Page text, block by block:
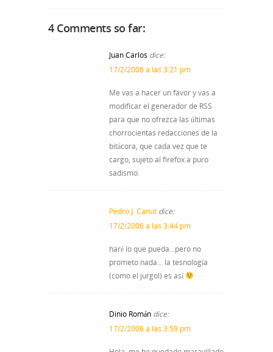
4 Comments so far:
Juan Carlos dice:
17/2/2006 a las 3:21 pm
Me vas a hacer un favor y vas a
modificar el generador de RSS
para que no ofrezca las últimas
chorrocientas redacciones de la
bitácora, que cada vez que te
cargo, sujeto al firefox a puro
sadismo.
Pedro J. Canut dice:
17/2/2006 a las 3:44 pm
haré lo que pueda…pero no
prometo nada… la tesnología
(como el jurgol) es así
Dinio Román dice:
17/2/2006 a las 3:59 pm